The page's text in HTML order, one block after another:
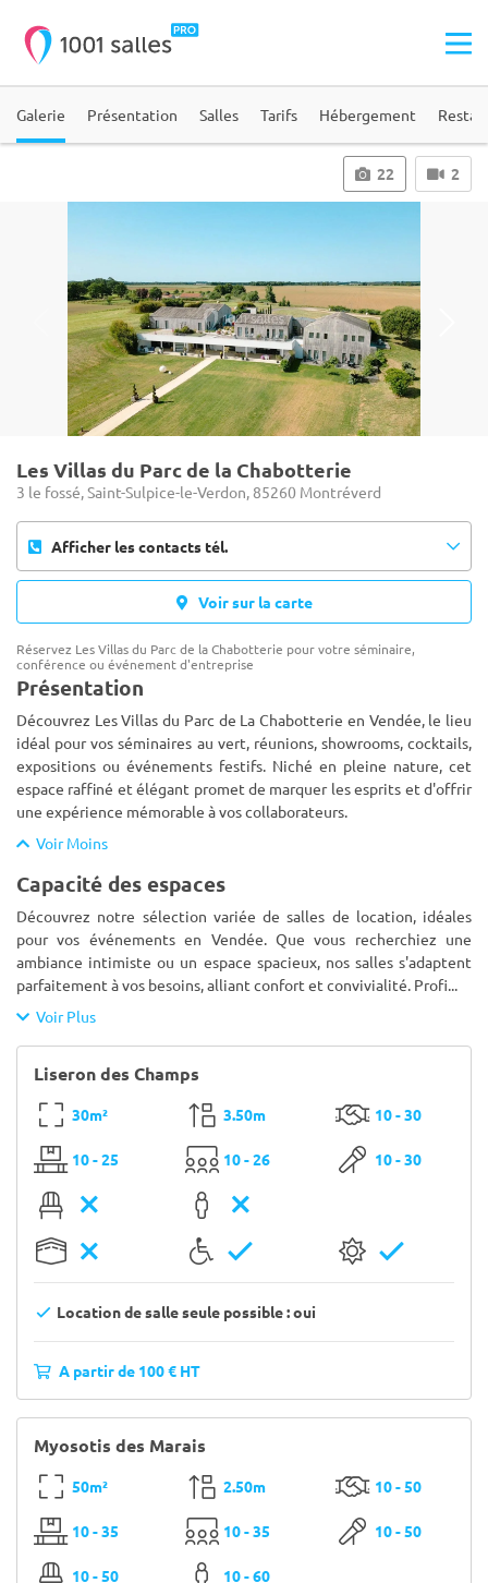
Galerie Présentation Salles Tarifs Hébergement
22 2
Les Villas du Parc de la Chabotterie
3 le fossé, Saint-Sulpice-le-Verdon, 85260 Montréverd
Afficher les contacts tél.
Voir sur la carte
Réservez Les Villas du Parc de la Chabotterie pour votre séminaire,
conférence ou événement d'entreprise
Présentation
Découvrez Les Villas du Parc de La Chabotterie en Vendée, le lieu
idéal pour vos séminaires au vert, réunions, showrooms, cocktails,
expositions ou événements festifs. Niché en pleine nature, cet
espace raffiné et élégant promet de marquer les esprits et d'offrir
une expérience mémorable à vos collaborateurs.
Voir Moins
Capacité des espaces
Découvrez notre sélection variée de salles de location, idéales
pour vos événements en Vendée. Que vous recherchiez une
ambiance intimiste ou un espace spacieux, nos salles s'adaptent
parfaitement à vos besoins, alliant confort et convivialité. Profi...
Voir Plus
Liseron des Champs
30m² 3.50m 10 - 30
10 - 25 10 - 26 10 - 30
Location de salle seule possible : oui
A partir de 100 € HT
Myosotis des Marais
50m² 2.50m 10 - 50
10 - 35 10 - 35 10 - 50
10 - 50 10 - 60